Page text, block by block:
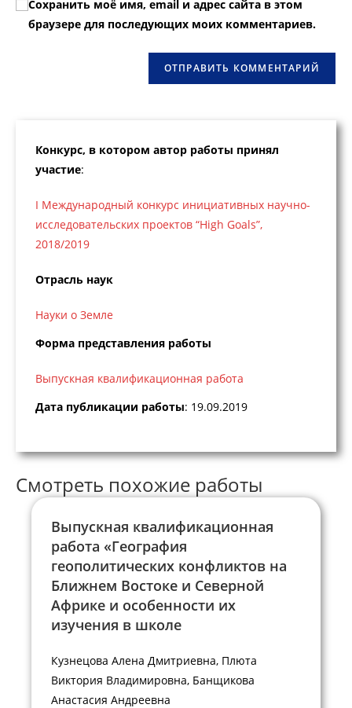
прокомментировать
веб-
сайта
Сохранить моё имя, email и адрес сайта в этом
браузере для последующих моих комментариев.
Конкурс, в котором автор работы принял
участие:
I Международный конкурс инициативных научно-
исследовательских проектов “High Goals”,
2018/2019
Отрасль наук
Науки о Земле
Форма представления работы
Выпускная квалификационная работа
Дата публикации работы: 19.09.2019
Смотреть похожие работы
Выпускная квалификационная
работа «География
геополитических конфликтов на
Ближнем Востоке и Северной
Африке и особенности их
изучения в школе
Кузнецова Алена Дмитриевна, Плюта
Виктория Владимировна, Банщикова
Анастасия Андреевна